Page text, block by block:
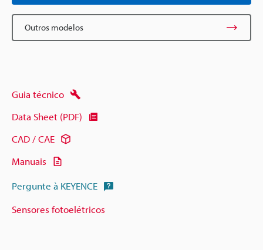
Outros modelos
Guia técnico
Data Sheet (PDF)
CAD / CAE
Manuais
Pergunte à KEYENCE
Sensores fotoelétricos